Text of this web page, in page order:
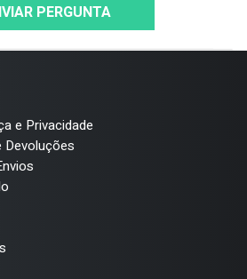
PERGUNTA
e Privacidade
Devoluções